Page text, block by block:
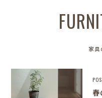
家具
春